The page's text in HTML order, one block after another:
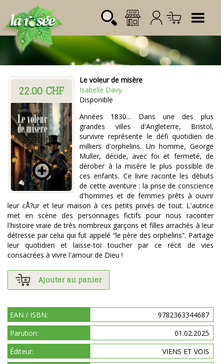
Login:
Mot de passe:
Désignation Référence
22.00 CHF
Le voleur de misère
Isabelle Davy
Disponible
Années 1830... Dans une des plus
grandes villes d'Angleterre, Bristol,
survivre représente le défi quotidien de
milliers d'orphelins. Un homme, George
Muller, décide, avec foi et fermeté, de
dérober à la misère le plus possible de
ces enfants. Ce livre raconte les débuts
de cette aventure : la prise de conscience
d'hommes et de femmes prêts à ouvrir
leur cÅ?ur et leur maison à ces petits privés de tout. L'autrice
met en scène des personnages fictifs pour nous raconter
l'histoire vraie de très nombreux garçons et filles arrachés à leur
détresse par celui qui fut appelé “le père des orphelins”. Partage
leur quotidien et laisse-toi toucher par ce récit de vies
consacrées à vivre l'amour de Dieu !
Ajouter au panier
EAN / ISBN:
9782363344687
Parution:
01.02.2025
Éditeur:
VIENS ET VOIS